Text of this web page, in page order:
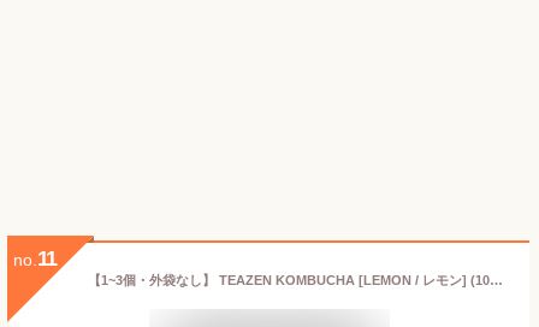
no. 11
【1~3個・外袋なし】 TEAZEN KOMBUCHA [LEMON / レモン] (10包入り)【正規品】BTSジョングクs Pick 15kcal BTS ジョングク ティーゼン コンブチャ お茶 韓国食品 健康飲料 茶 韓国茶 韓国ドリンク 健康ドリンク 健康茶 プチギフト ダイエット紅茶